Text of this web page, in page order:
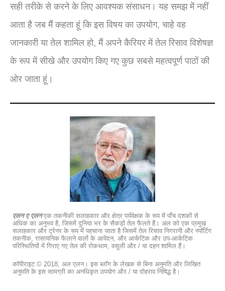
सही तरीके से करने के लिए आवश्यक संसाधन। यह समझ में नहीं
आता है जब मैं कहता हूं कि इस विषय का उपयोग, चाहे वह
जानकारी या तेल शामिल हो, मैं अपने कैरियर में तेल रिसाव विशेषज्ञ
के रूप में सीखे और उपयोग किए गए कुछ सबसे महत्वपूर्ण पाठों की
ओर जाता हूं।
एलन ए एलनएक तकनीकी सलाहकार और क्षेत्र पर्यवेक्षक के रूप में पाँच दशकों से
अधिक का अनुभव है, जिसमें दुनिया भर के सैकड़ों तेल फैलते हैं। अल को एक प्रमुख
सलाहकार और ट्रेनर के रूप में पहचाना जाता है जिसमें तेल रिसाव निगरानी और स्पॉटिंग
तकनीक, रासायनिक फैलाने वालों के आवेदन, और आर्कटिक और उप-आर्कटिक
परिस्थितियों में गिराए गए तेल की रोकथाम, वसूली और / या दहन शामिल हैं।
कॉपीराइट © 2018, अल एलन। इस ब्लॉग के लेखक से बिना अनुमति और लिखित
अनुमति के इस सामग्री का अनधिकृत उपयोग और / या दोहराव निषिद्ध है।